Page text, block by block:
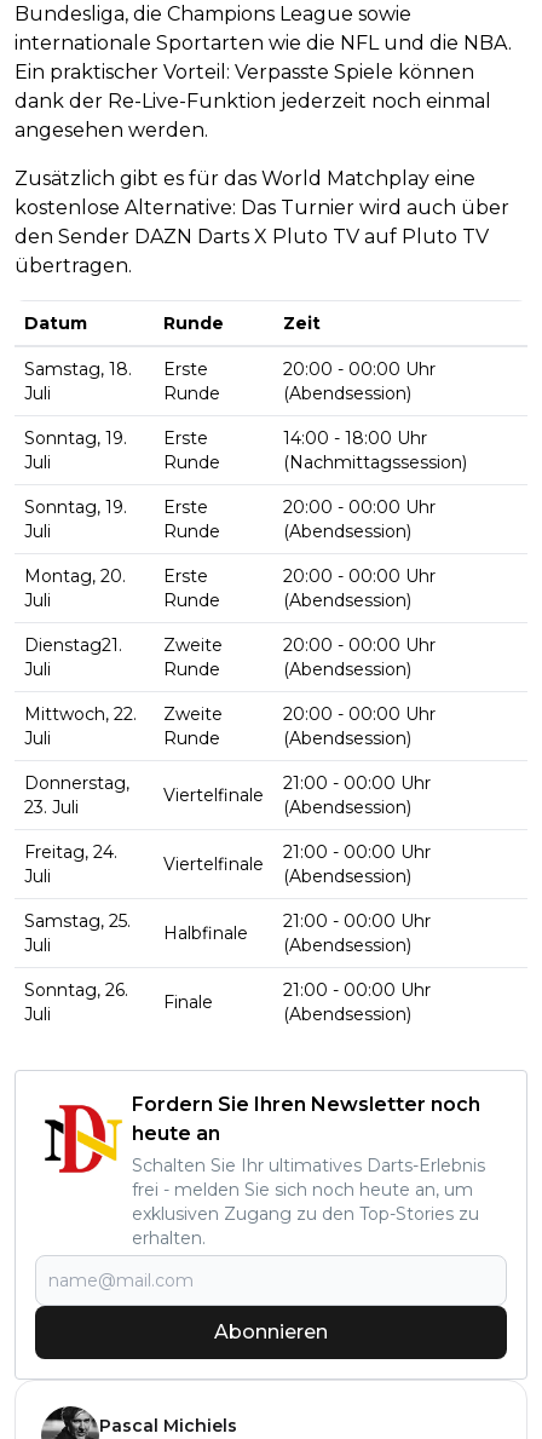
Bundesliga, die Champions League sowie
internationale Sportarten wie die NFL und die NBA.
Ein praktischer Vorteil: Verpasste Spiele können
dank der Re-Live-Funktion jederzeit noch einmal
angesehen werden.
Zusätzlich gibt es für das World Matchplay eine
kostenlose Alternative: Das Turnier wird auch über
den Sender DAZN Darts X Pluto TV auf Pluto TV
übertragen.
Datum Runde Zeit
Samstag, 18.
Juli
Erste
Runde
20:00 - 00:00 Uhr
(Abendsession)
Sonntag, 19.
Juli
Erste
Runde
14:00 - 18:00 Uhr
(Nachmittagssession)
Sonntag, 19.
Juli
Erste
Runde
20:00 - 00:00 Uhr
(Abendsession)
Montag, 20.
Juli
Erste
Runde
20:00 - 00:00 Uhr
(Abendsession)
Dienstag21.
Juli
Zweite
Runde
20:00 - 00:00 Uhr
(Abendsession)
Mittwoch, 22.
Juli
Zweite
Runde
20:00 - 00:00 Uhr
(Abendsession)
Donnerstag,
23. Juli
Viertelfinale
21:00 - 00:00 Uhr
(Abendsession)
Freitag, 24.
Juli
Viertelfinale
21:00 - 00:00 Uhr
(Abendsession)
Samstag, 25.
Juli
Halbfinale
21:00 - 00:00 Uhr
(Abendsession)
Sonntag, 26.
Juli
Finale
21:00 - 00:00 Uhr
(Abendsession)
Fordern Sie Ihren Newsletter noch
heute an
Schalten Sie Ihr ultimatives Darts-Erlebnis
frei - melden Sie sich noch heute an, um
exklusiven Zugang zu den Top-Stories zu
erhalten.
Abonnieren
Pascal Michiels